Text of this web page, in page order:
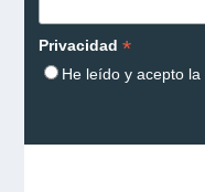
Privacidad *
He leído y acepto la